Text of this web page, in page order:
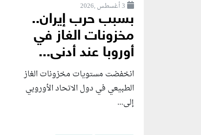
3 أغسطس ,2026
بسبب حرب إيران..
مخزونات الغاز في
أوروبا عند أدنى...
انخفضت مستويات مخزونات الغاز
الطبيعي في دول الاتحاد الأوروبي
إلى...